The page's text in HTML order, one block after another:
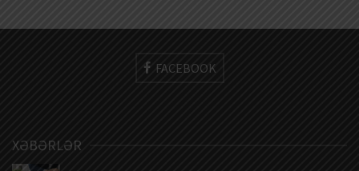
FACEBOOK
XƏBƏRLƏR